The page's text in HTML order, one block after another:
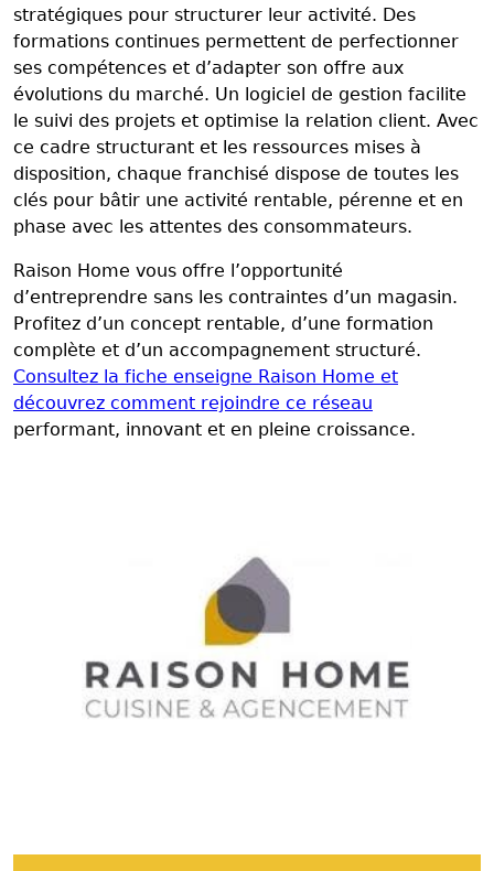
stratégiques pour structurer leur activité. Des
formations continues permettent de perfectionner
ses compétences et d’adapter son offre aux
évolutions du marché. Un logiciel de gestion facilite
le suivi des projets et optimise la relation client. Avec
ce cadre structurant et les ressources mises à
disposition, chaque franchisé dispose de toutes les
clés pour bâtir une activité rentable, pérenne et en
phase avec les attentes des consommateurs.
Raison Home vous offre l’opportunité
d’entreprendre sans les contraintes d’un magasin.
Profitez d’un concept rentable, d’une formation
complète et d’un accompagnement structuré.
Consultez la fiche enseigne Raison Home et
découvrez comment rejoindre ce réseau
performant, innovant et en pleine croissance.